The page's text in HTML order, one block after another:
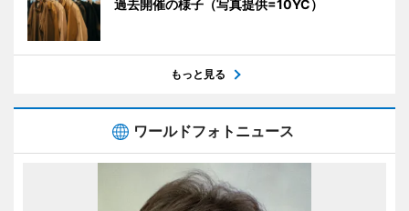
過去開催の様子（写真提供=10YC）
もっと見る
ワールドフォトニュース